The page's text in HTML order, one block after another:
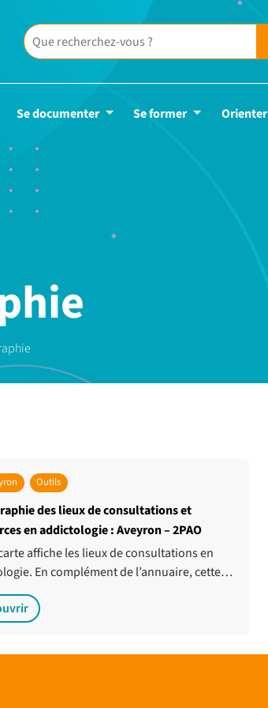
Se documenter Se former Orienter
Outils
des lieux de consultations et
en addictologie : Aveyron – 2PAO
affiche les lieux de consultations en
En complément de l’annuaire, cette…